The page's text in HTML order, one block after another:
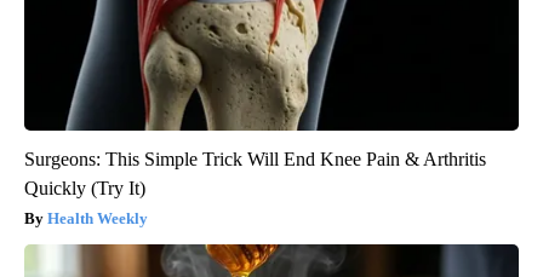
Surgeons: This Simple Trick Will End Knee Pain & Arthritis
Quickly (Try It)
Health Weekly